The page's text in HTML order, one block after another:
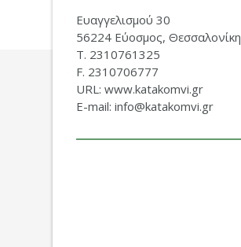
Ευαγγελισμού 30
56224 Εύοσμος, Θεσσαλονίκη
Τ. 2310761325
F. 2310706777
URL: www.katakomvi.gr
E-mail: info@katakomvi.gr